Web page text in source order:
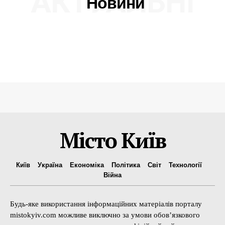
Місто Київ
Київ Україна Економіка Політика Світ
Технології
Війна
Будь-яке використання інформаційних матеріалів порталу
mistokyiv.com можливе виключно за умови обов’язкового